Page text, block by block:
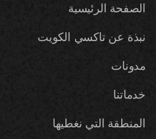
الصفحة الرئيسية
نبذة عن تاكسي الكويت
مدونات
خدماتنا
المنطقة التي نغطيها